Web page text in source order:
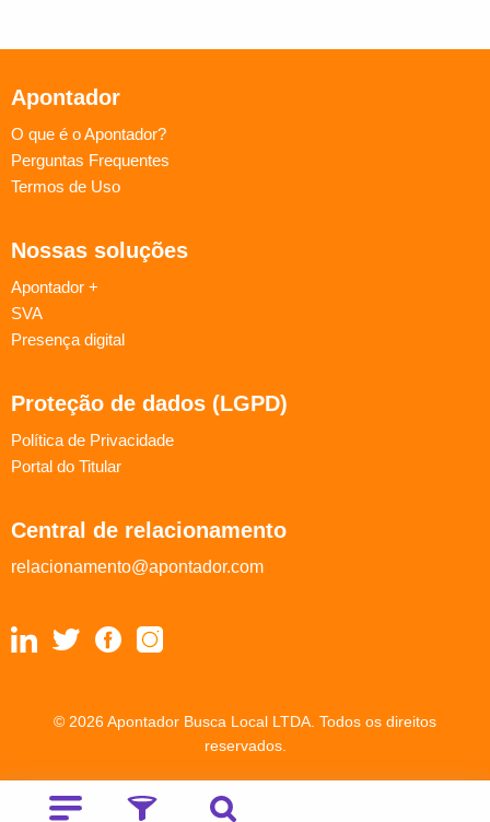
Apontador
O que é o Apontador?
Perguntas Frequentes
Termos de Uso
Nossas soluções
Apontador +
SVA
Presença digital
Proteção de dados (LGPD)
Política de Privacidade
Portal do Titular
Central de relacionamento
relacionamento@apontador.com
© 2026 Apontador Busca Local LTDA. Todos os direitos
reservados.